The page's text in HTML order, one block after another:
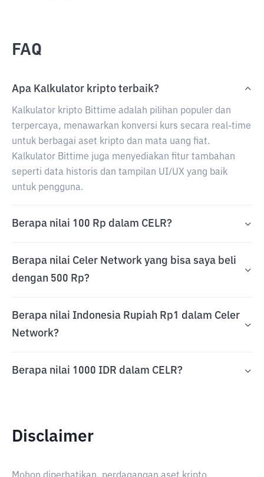
FAQ
Apa Kalkulator kripto terbaik?
Kalkulator kripto Bittime adalah pilihan populer dan
terpercaya, menawarkan konversi kurs secara real-time
untuk berbagai aset kripto dan mata uang fiat.
Kalkulator Bittime juga menyediakan fitur tambahan
seperti data historis dan tampilan UI/UX yang baik
untuk pengguna.
Berapa nilai 100 Rp dalam CELR?
Berapa nilai Celer Network yang bisa saya beli
dengan 500 Rp?
Berapa nilai Indonesia Rupiah Rp1 dalam Celer
Network?
Berapa nilai 1000 IDR dalam CELR?
Disclaimer